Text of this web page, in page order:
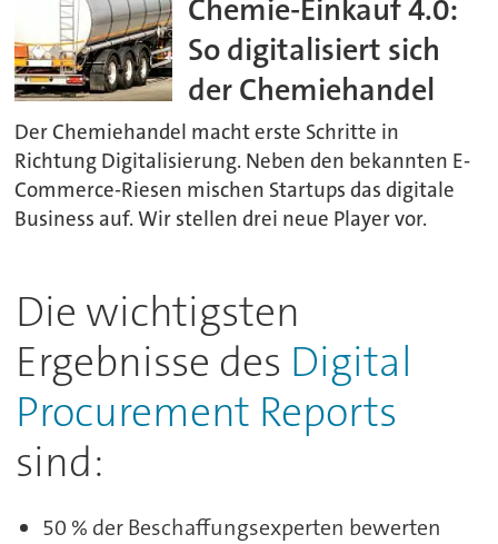
Chemie-Einkauf 4.0:
So digitalisiert sich
der Chemiehandel
Der Chemiehandel macht erste Schritte in
Richtung Digitalisierung. Neben den bekannten E-
Commerce-Riesen mischen Startups das digitale
Business auf. Wir stellen drei neue Player vor.
Die wichtigsten
Ergebnisse des Digital
Procurement Reports
sind:
50 % der Beschaffungsexperten bewerten